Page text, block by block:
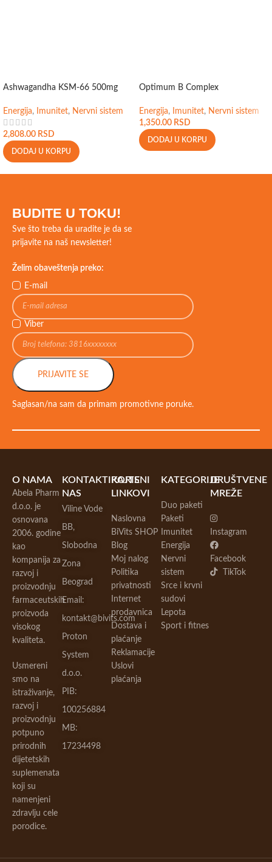
Ashwagandha KSM-66 500mg
Energija, Imunitet, Nervni sistem
2,808.00 RSD
DODAJ U KORPU
Optimum B Complex
Energija, Imunitet, Nervni sistem
1,350.00 RSD
DODAJ U KORPU
BUDITE U TOKU!
Sve što treba da uradite je da se
prijavite na naš newsletter!
Želim obaveštenja preko:
E-mail
Viber
PRIJAVITE SE
Saglasan/na sam da primam promotivne poruke.
O NAMA
Abela Pharm
d.o.o. je
osnovana
2006. godine
kao
kompanija za
razvoj i
proizvodnju
farmaceutskih
proizvoda
visokog
kvaliteta.
Usmereni
smo na
istraživanje,
razvoj i
proizvodnju
potpuno
prirodnih
dijetetskih
suplemenata
koji su
namenjeni
zdravlju cele
porodice.
KONTAKTIRAJTE
NAS
Viline Vode
BB,
Slobodna
Zona
Beograd
Email:
kontakt@bivits.com
Proton
System
d.o.o.
PIB:
100256884
MB:
17234498
KORISNI
LINKOVI
Naslovna
BiVits SHOP
Blog
Moj nalog
Politika
privatnosti
Internet
prodavnica
Dostava i
plaćanje
Reklamacije
Uslovi
plaćanja
KATEGORIJE
Duo paketi
Paketi
Imunitet
Energija
Nervni
sistem
Srce i krvni
sudovi
Lepota
Sport i fitnes
DRUŠTVENE
MREŽE
Instagram
Facebook
TikTok